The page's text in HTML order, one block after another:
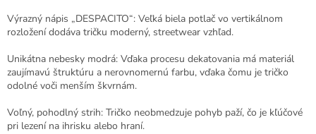
Výrazný nápis „DESPACITO“: Veľká biela potlač vo vertikálnom
rozložení dodáva tričku moderný, streetwear vzhľad.
Unikátna nebesky modrá: Vďaka procesu dekatovania má materiál
zaujímavú štruktúru a nerovnomernú farbu, vďaka čomu je tričko
odolné voči menším škvrnám.
Voľný, pohodlný strih: Tričko neobmedzuje pohyb paží, čo je kľúčové
pri lezení na ihrisku alebo hraní.